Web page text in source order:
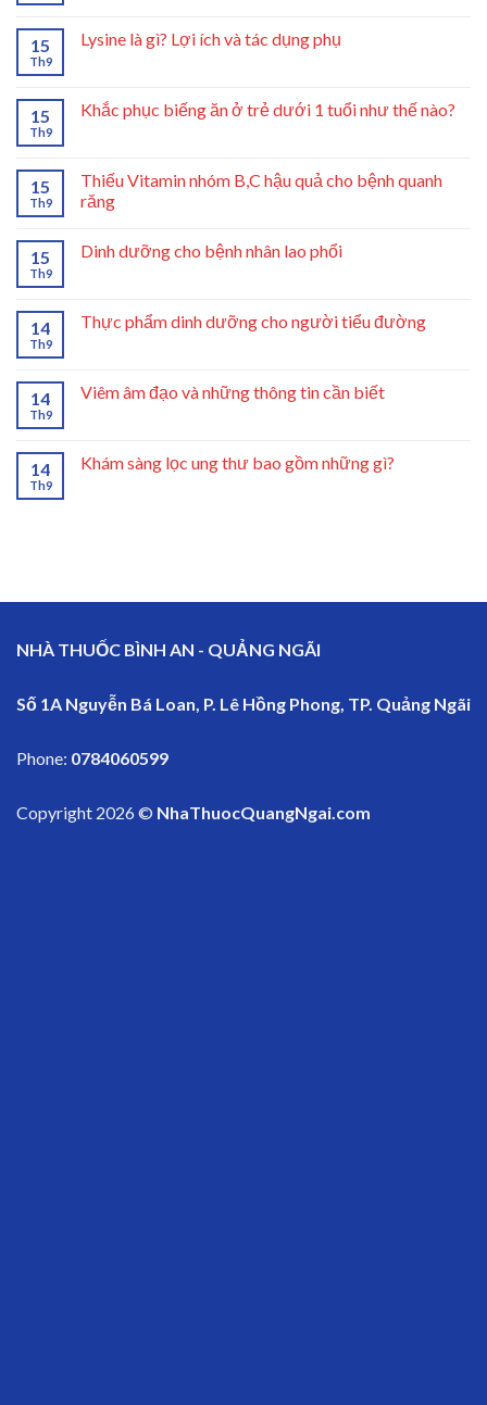
15
Th9
Lysine là gì? Lợi ích và tác dụng phụ
15
Th9
Khắc phục biếng ăn ở trẻ dưới 1 tuổi như thế nào?
15
Th9
Thiếu Vitamin nhóm B,C hậu quả cho bệnh quanh
răng
15
Th9
Dinh dưỡng cho bệnh nhân lao phổi
14
Th9
Thực phẩm dinh dưỡng cho người tiểu đường
14
Th9
Viêm âm đạo và những thông tin cần biết
14
Th9
Khám sàng lọc ung thư bao gồm những gì?
NHÀ THUỐC BÌNH AN - QUẢNG NGÃI
Số 1A Nguyễn Bá Loan, P. Lê Hồng Phong, TP. Quảng Ngãi
Phone: 0784060599
Copyright 2026 © NhaThuocQuangNgai.com